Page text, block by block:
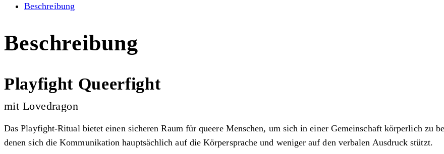
Beschreibung
Beschreibung
Playfight Queerfight
mit Lovedragon
Das Playfight-Ritual bietet einen sicheren Raum für queere Menschen, um sich in einer Gemeinschaft körperlich zu
denen sich die Kommunikation hauptsächlich auf die Körpersprache und weniger auf den verbalen Ausdruck stützt.